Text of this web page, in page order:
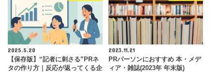
2025.5.20
【保存版】“記者に刺さる”PRネ
タの作り方｜反応が返ってくる企
2023.11.21
PRパーソンにおすすめ 本・メデ
ィア・雑誌(2023年 年末版)